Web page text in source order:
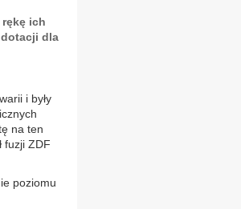
rękę ich
dla
i były
na ten
fuzji ZDF
poziomu